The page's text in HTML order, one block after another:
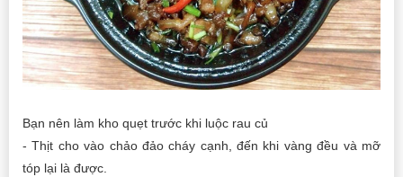
Bạn nên làm kho quẹt trước khi luộc rau củ
- Thịt cho vào chảo đảo cháy cạnh, đến khi vàng đều và mỡ
tóp lại là được.